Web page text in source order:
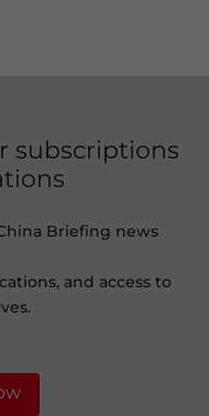
subscriptions
Briefing news
and access to